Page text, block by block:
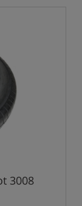
3008